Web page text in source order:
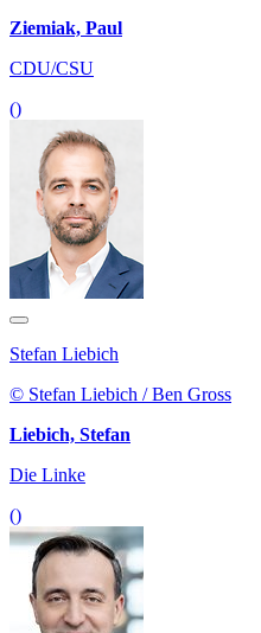
Ziemiak, Paul
CDU/CSU
()
Stefan Liebich
© Stefan Liebich / Ben Gross
Liebich, Stefan
Die Linke
()